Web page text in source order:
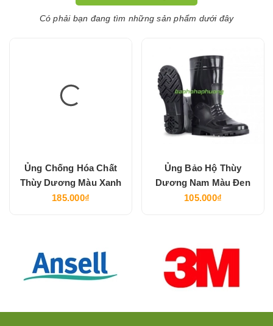
Có phải bạn đang tìm những sản phẩm dưới đây
Ủng Chống Hóa Chất
Thùy Dương Màu Xanh
185.000₫
Ủng Bảo Hộ Thùy
Dương Nam Màu Đen
105.000₫